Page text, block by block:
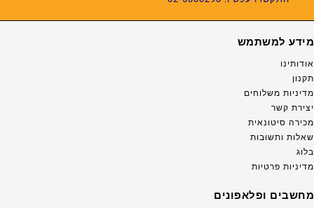
מידע למשתמש
אודותינו
תקנון
מדיניות משלוחים
יצירת קשר
מכירה סיטונאית
שאלות ותשובות
בלוג
מדיניות פרטיות
מחשבים ופלאפונים